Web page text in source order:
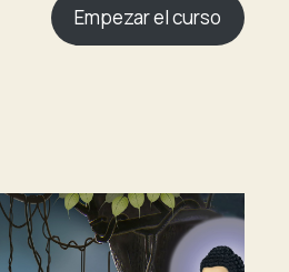
Empezar el curso